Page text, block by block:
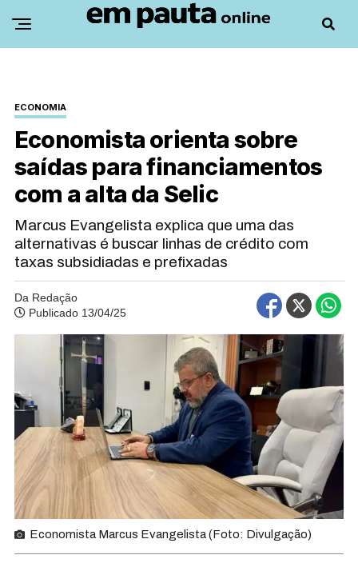
ECONOMIA
Economista orienta sobre
saídas para financiamentos
com a alta da Selic
Marcus Evangelista explica que uma das
alternativas é buscar linhas de crédito com
taxas subsidiadas e prefixadas
Da Redação
Publicado 13/04/25
Economista Marcus Evangelista (Foto: Divulgação)